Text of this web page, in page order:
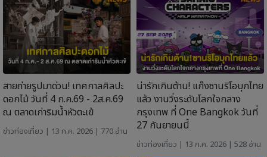
สายถ่ายรูปมาด่วน! เทศกาลศิลปะ
ดอกไม้ วันที่ 4 ก.ค.69 - 2ส.ค.69
ณ ตลาดเก่าริมน้ำหัวตะเข้
ข่าวท่องเที่ยว | 13 ก.ค. 2026 | 770 อ่าน
น่ารักเกินต้าน! แก๊งซานริโอบุกไทย
แล้ว งานวิ่งระดับโลกใจกลาง
กรุงเทพ ที่ One Bangkok วันที่
27 กันยายนนี้
ข่าวท่องเที่ยว | 13 ก.ค. 2026 | 528 อ่าน